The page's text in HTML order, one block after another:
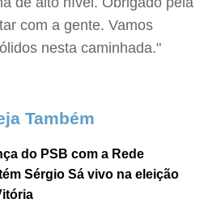
com a gente. Vamos
nesta caminhada."
Também
do PSB com a Rede
Sérgio Sá vivo na eleição